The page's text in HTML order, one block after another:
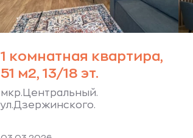
1 комнатная квартира,
51 м2, 13/18 эт.
мкр.Центральный.
ул.Дзержинского.